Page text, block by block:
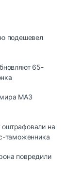
подешевел
65-
МАЗ
на
таможенника
повредили